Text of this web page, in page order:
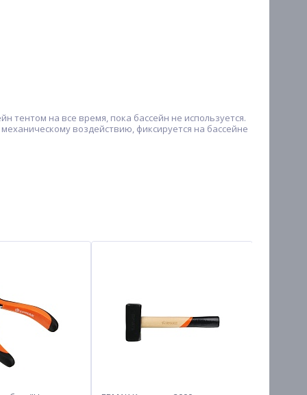
тентом на все время, пока бассейн не используется.
воздействию, фиксируется на бассейне